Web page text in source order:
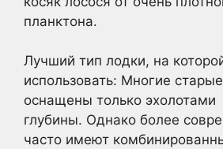
планктона.
Лучший тип лодки, на
использовать: Многие
оснащены только эхолотами
глубины. Однако более
часто имеют